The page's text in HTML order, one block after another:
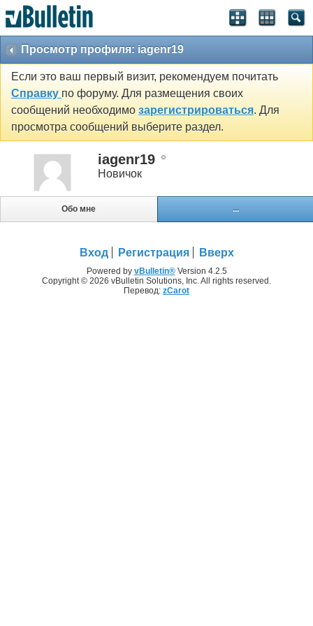
Просмотр профиля: iagenr19
Если это ваш первый визит, рекомендуем почитать
Справку по форуму. Для размещения своих
сообщений необходимо зарегистрироваться. Для
просмотра сообщений выберите раздел.
iagenr19
Новичок
Обо мне ...
Вход Регистрация Вверх
Powered by vBulletin®Version 4.2.5
Copyright © 2026 vBulletin Solutions, Inc. All rights reserved.
Перевод: zCarot